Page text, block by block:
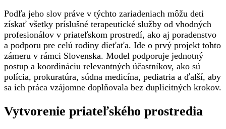
Podľa jeho slov práve v týchto zariadeniach môžu deti
získať všetky príslušné terapeutické služby od vhodných
profesionálov v priateľskom prostredí, ako aj poradenstvo
a podporu pre celú rodiny dieťaťa. Ide o prvý projekt tohto
zámeru v rámci Slovenska. Model podporuje jednotný
postup a koordináciu relevantných účastníkov, ako sú
polícia, prokuratúra, súdna medicína, pediatria a ďalší, aby
sa ich práca vzájomne doplňovala bez duplicitných krokov.
Vytvorenie priateľského prostredia